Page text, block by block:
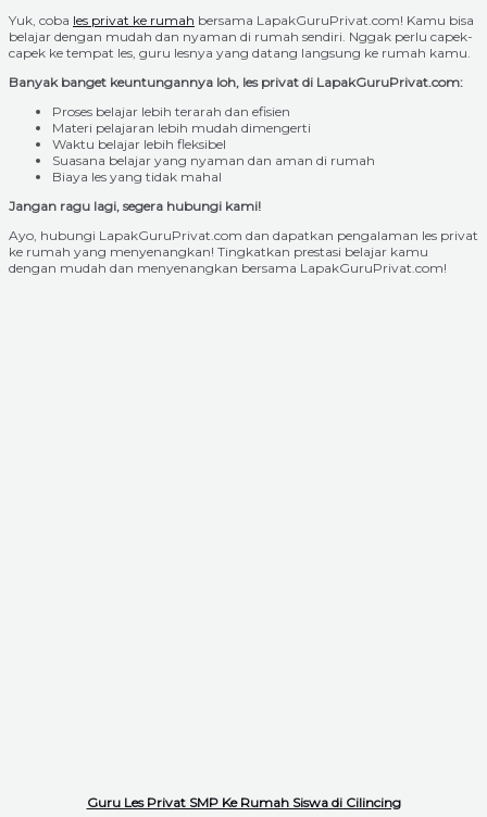
Yuk, coba les privat ke rumah bersama LapakGuruPrivat.com! Kamu bisa
belajar dengan mudah dan nyaman di rumah sendiri. Nggak perlu capek-
capek ke tempat les, guru lesnya yang datang langsung ke rumah kamu.
Banyak banget keuntungannya loh, les privat di LapakGuruPrivat.com:
Proses belajar lebih terarah dan efisien
Materi pelajaran lebih mudah dimengerti
Waktu belajar lebih fleksibel
Suasana belajar yang nyaman dan aman di rumah
Biaya les yang tidak mahal
Jangan ragu lagi, segera hubungi kami!
Ayo, hubungi LapakGuruPrivat.com dan dapatkan pengalaman les privat
ke rumah yang menyenangkan! Tingkatkan prestasi belajar kamu
dengan mudah dan menyenangkan bersama LapakGuruPrivat.com!
Guru Les Privat SMP Ke Rumah Siswa di Cilincing